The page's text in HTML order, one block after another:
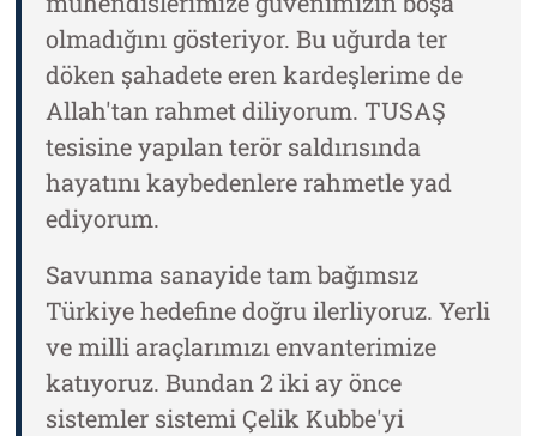
olmadığını gösteriyor. Bu uğurda ter
döken şahadete eren kardeşlerime de
Allah'tan rahmet diliyorum. TUSAŞ
tesisine yapılan terör saldırısında
hayatını kaybedenlere rahmetle yad
ediyorum.
Savunma sanayide tam bağımsız
Türkiye hedefine doğru ilerliyoruz. Yerli
ve milli araçlarımızı envanterimize
katıyoruz. Bundan 2 iki ay önce
sistemler sistemi Çelik Kubbe'yi